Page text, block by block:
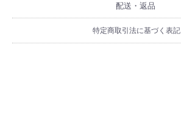
配送・返品
特定商取引法に基づく表記